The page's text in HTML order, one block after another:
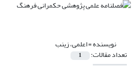
نویسنده =اعلمی، زینب
تعداد مقالات: 1